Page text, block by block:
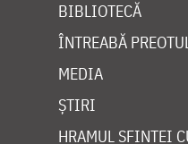
BIBLIOTECĂ
ÎNTREABĂ
MEDIA
ȘTIRI
HRAMUL SFINTEI